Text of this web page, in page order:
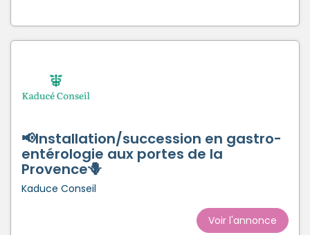
📢Installation/succession en gastro-
entérologie aux portes de la
Provence🪻
Kaduce Conseil
Voir l'annonce